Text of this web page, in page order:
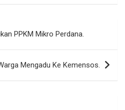
ke
dI
n
PPKM Mikro Perdana.
Mengadu Ke Kemensos.